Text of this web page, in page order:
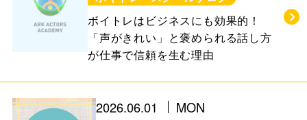
お問い合わせ 公式LINE
TEL 011-600-6789
ボイトレはビジネスにも効果的！
「声がきれい」と褒められる話し方
が仕事で信頼を生む理由
2026.06.01 MON